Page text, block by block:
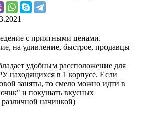
с приятными ценами.
на удивление, быстрое, продавцы
удобным рассположение для
находящихся в 1 корпусе. Если
заняты, то смело можно идти в
и покушать вкусных
начинкой)